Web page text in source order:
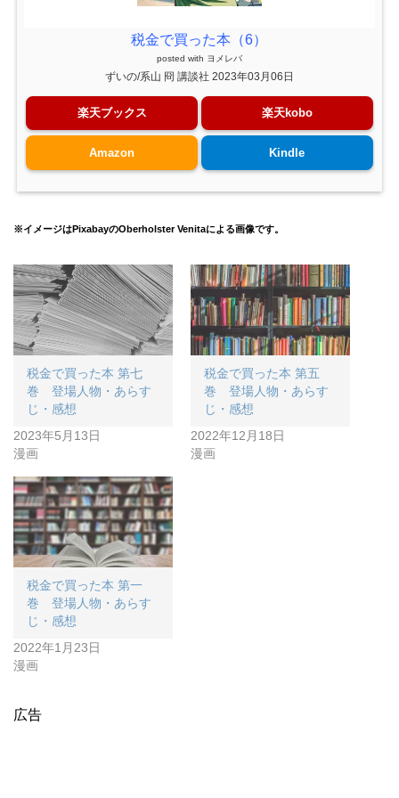
税金で買った本（6）
posted with ヨメレバ
ずいの/系山 冏 講談社 2023年03月06日
楽天ブックス 楽天kobo
Amazon Kindle
※イメージはPixabayのOberholster Venitaによる画像です。
税金で買った本 第七
巻 登場人物・あらす
じ・感想
2023年5月13日
漫画
税金で買った本 第五
巻 登場人物・あらす
じ・感想
2022年12月18日
漫画
税金で買った本 第一
巻 登場人物・あらす
じ・感想
2022年1月23日
漫画
広告